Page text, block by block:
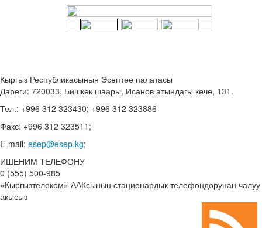
Кыргыз Республикасынын Эсептөө палатасы
Дареги: 720033, Бишкек шаары, Исанов атындагы көчө, 131.
Тел.: +996 312 323430; +996 312 323886
Факс: +996 312 323511;
E-mail: esep@esep.kg;
ИШЕНИМ ТЕЛЕФОНУ
0 (555) 500-985
«Кыргызтелеком» ААКсынын стационардык телефондорунан чалуу
акысыз